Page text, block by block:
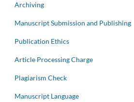
Archiving
Manuscript Submission and Publishing
Publication Ethics
Article Processing Charge
Plagiarism Check
Manuscript Language